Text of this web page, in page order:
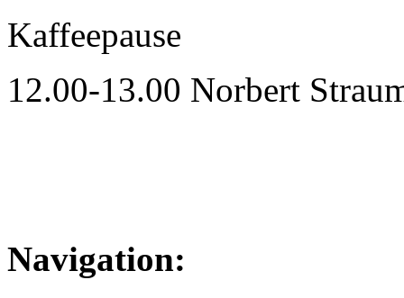
Kaffeepause
12.00-13.00 Norbert
Navigation: